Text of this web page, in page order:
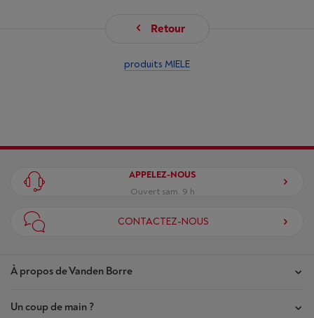
Retour
produits MIELE
À propos de Vanden Borre
Nos magasins
Un coup de main ?
APPELEZ-NOUS
Ouvert sam. 9 h
CONTACTEZ-NOUS